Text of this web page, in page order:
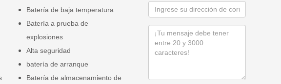
Batería de baja temperatura
Batería a prueba de
explosiones
Alta seguridad
batería de arranque
Batería de almacenamiento de